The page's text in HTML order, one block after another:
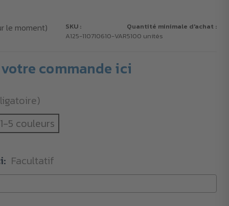
le moment)
SKU :
A125-110710610-VAR
Quantité minimale d'achat :
5100 unités
commande ici
5 couleurs
Facultatif